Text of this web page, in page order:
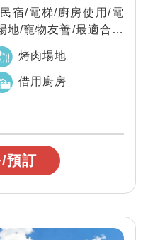
宿/電梯/廚房使用/電
地/寵物友善/最適合家
烤肉場地
借用廚房
預訂